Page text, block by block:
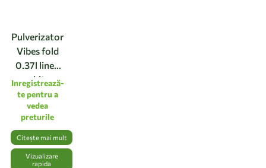
Pulverizator
Vibes fold
0.37l linen
white
Inregistrează-
te pentru a
vedea
preturile
Citește mai mult
Vizualizare
rapida